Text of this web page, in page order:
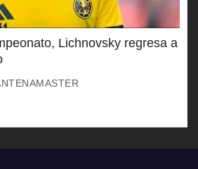
Lichnovsky regresa a